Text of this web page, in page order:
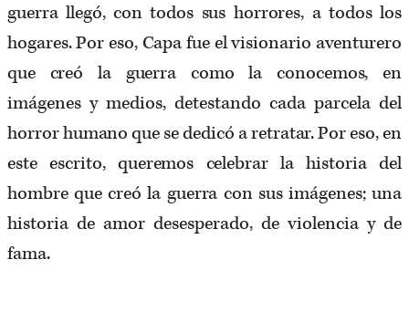
guerra llegó, con todos sus horrores, a todos los
hogares. Por eso, Capa fue el visionario aventurero
que creó la guerra como la conocemos, en
imágenes y medios, detestando cada parcela del
horror humano que se dedicó a retratar. Por eso, en
este escrito, queremos celebrar la historia del
hombre que creó la guerra con sus imágenes; una
historia de amor desesperado, de violencia y de
fama.